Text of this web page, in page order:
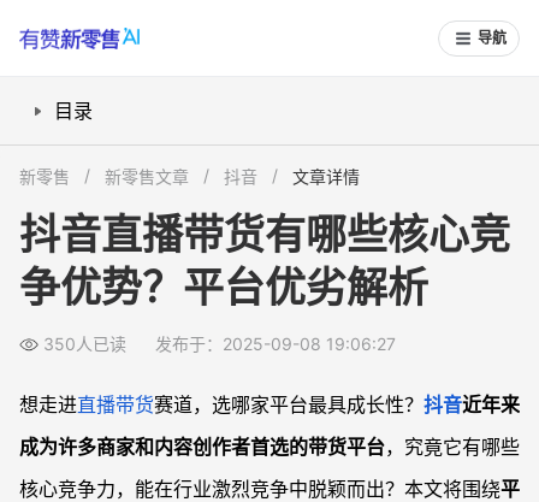
导航
目录
用户互动体验有哪些独特亮点？
商品与内容生态如何支持品牌&创作者发展？
常见问题
抖音直播和淘宝、快手直播相比，流量真的更容易获取吗？
新零售 新零售文章 抖音 文章详情
抖音直播带货有哪些核心竞
争优势？平台优劣解析
350人已读 发布于：2025-09-08 19:06:27
想走进直播带货赛道，选哪家平台最具成长性？ 抖音近年来
成为许多商家和内容创作者首选的带货平台，究竟它有哪些
核心竞争力，能在行业激烈竞争中脱颖而出？本文将围绕平